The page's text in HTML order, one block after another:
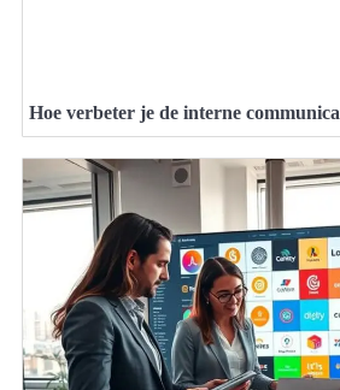
Hoe verbeter je de interne